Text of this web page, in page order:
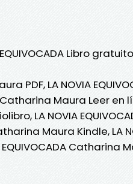
Libro
PDF, LA NOVIA
Catharina Maura Leer en
LA NOVIA
Maura Kindle, LA
Catharina